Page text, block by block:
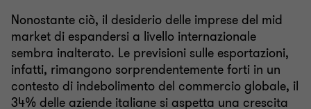
Nonostante ciò, il desiderio delle imprese del mid
market di espandersi a livello internazionale
sembra inalterato. Le previsioni sulle esportazioni,
infatti, rimangono sorprendentemente forti in un
contesto di indebolimento del commercio globale, il
34% delle aziende italiane si aspetta una crescita